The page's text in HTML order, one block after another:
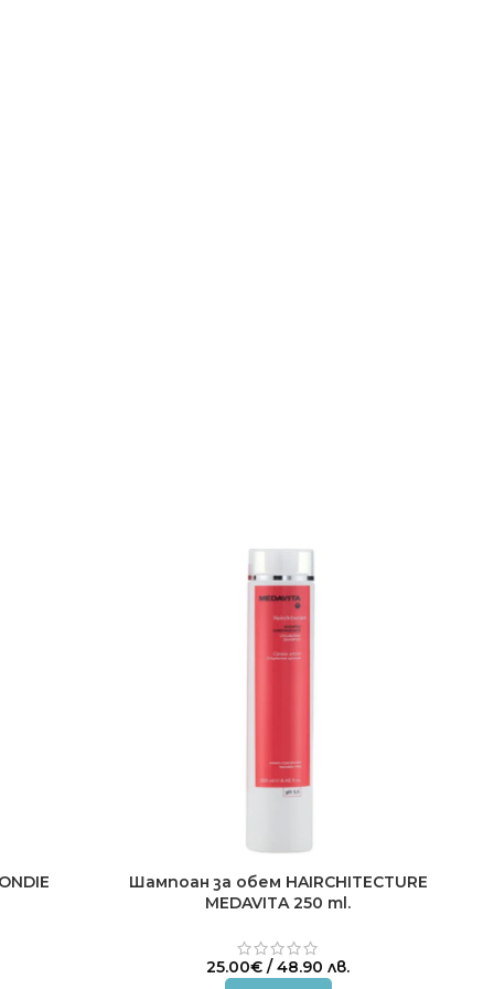
Шампоан за обем HAIRCHITECTURE
MEDAVITA 250 ml.
25.00€ / 48.90 лв.